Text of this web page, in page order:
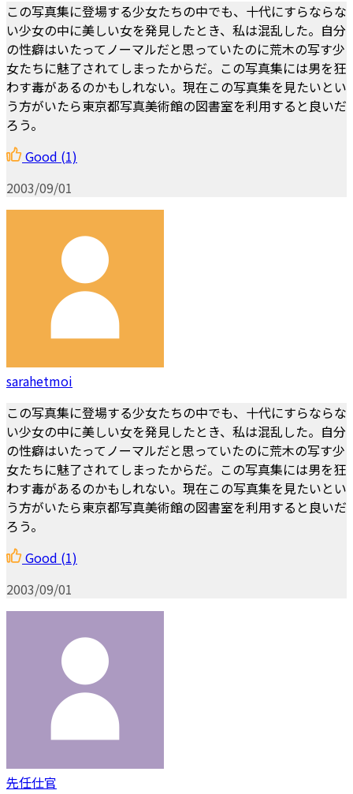
この写真集に登場する少女たちの中でも、十代にすらならな
い少女の中に美しい女を発見したとき、私は混乱した。自分
の性癖はいたってノーマルだと思っていたのに荒木の写す少
女たちに魅了されてしまったからだ。この写真集には男を狂
わす毒があるのかもしれない。現在この写真集を見たいとい
う方がいたら東京都写真美術館の図書室を利用すると良いだ
ろう。
Good (1)
2003/09/01
sarahetmoi
この写真集に登場する少女たちの中でも、十代にすらならな
い少女の中に美しい女を発見したとき、私は混乱した。自分
の性癖はいたってノーマルだと思っていたのに荒木の写す少
女たちに魅了されてしまったからだ。この写真集には男を狂
わす毒があるのかもしれない。現在この写真集を見たいとい
う方がいたら東京都写真美術館の図書室を利用すると良いだ
ろう。
Good (1)
2003/09/01
先任仕官